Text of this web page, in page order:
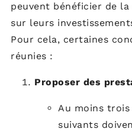
peuvent bénéficier de
sur leurs
Pour cela, certaines
réunies :
Proposer des
Au moins trois
suivants